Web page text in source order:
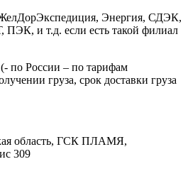
Энергия, СДЭК,
ПЭК, и т.д. если есть такой филиал
по России – по тарифам
груза, срок доставки груза
область, ГСК ПЛАМЯ,
309